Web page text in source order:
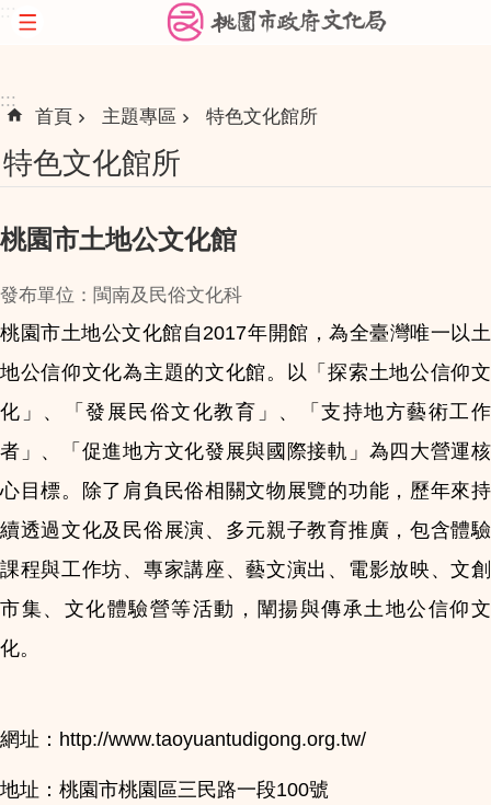
跳到主要內容區塊
:::
首頁 主題專區 特色文化館所
特色文化館所
桃園市土地公文化館
發布單位：閩南及民俗文化科
桃園市土地公文化館自2017年開館，為全臺灣唯一以土
地公信仰文化為主題的文化館。以「探索土地公信仰文
化」、「發展民俗文化教育」、「支持地方藝術工作
者」、「促進地方文化發展與國際接軌」為四大營運核
心目標。除了肩負民俗相關文物展覽的功能，歷年來持
續透過文化及民俗展演、多元親子教育推廣，包含體驗
課程與工作坊、專家講座、藝文演出、電影放映、文創
市集、文化體驗營等活動，闡揚與傳承土地公信仰文
化。
網址：http://www.taoyuantudigong.org.tw/
地址：桃園市桃園區三民路一段100號